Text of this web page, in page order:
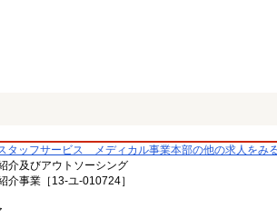
タッフサービス メディカル事業本部の他の求人をみ
介及びアウトソーシング
介事業［13-ユ-010724］